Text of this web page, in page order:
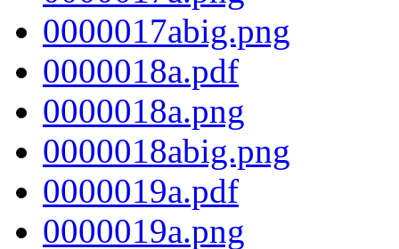
0000017abig.png
0000018a.pdf
0000018a.png
0000018abig.png
0000019a.pdf
0000019a.png